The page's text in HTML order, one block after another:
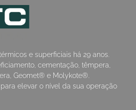
e superficiais há 29 anos.
cementação, têmpera,
Geomet® e Molykote®.
elevar o nível da sua operação